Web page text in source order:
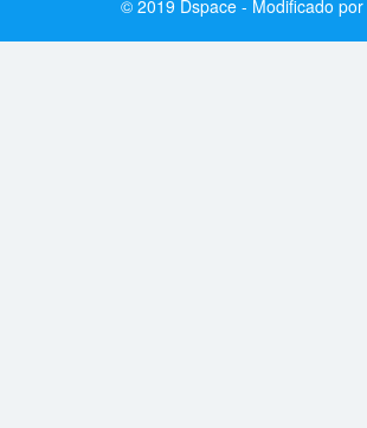
© 2019 Dspace - Modificado por